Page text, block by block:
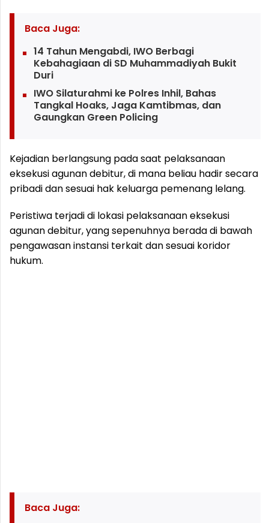
Baca Juga:
14 Tahun Mengabdi, IWO Berbagi
Kebahagiaan di SD Muhammadiyah Bukit
Duri
IWO Silaturahmi ke Polres Inhil, Bahas
Tangkal Hoaks, Jaga Kamtibmas, dan
Gaungkan Green Policing
Kejadian berlangsung pada saat pelaksanaan
eksekusi agunan debitur, di mana beliau hadir secara
pribadi dan sesuai hak keluarga pemenang lelang.
Peristiwa terjadi di lokasi pelaksanaan eksekusi
agunan debitur, yang sepenuhnya berada di bawah
pengawasan instansi terkait dan sesuai koridor
hukum.
Baca Juga: